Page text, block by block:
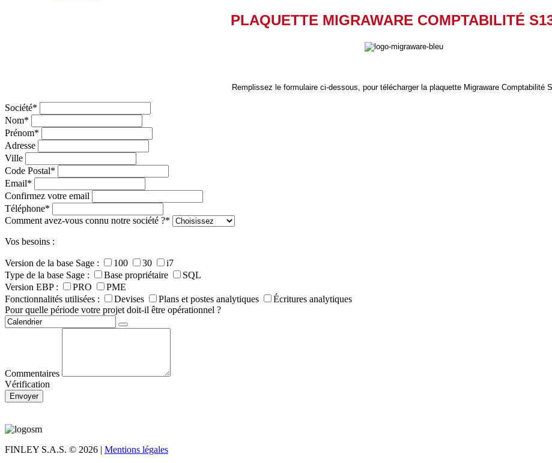
PLAQUETTE MIGRAWARE COMPTABILITÉ
Remplissez le formulaire ci-dessous, pour télécharger la plaquette Migraware Comptabilité
Société*
Nom*
Prénom*
Adresse
Ville
Code Postal*
Email*
Confirmez votre email
Téléphone*
Comment avez-vous connu notre société ?*
Vos besoins :
Version de la base Sage : 100 30
i7
Type de la base Sage :
Base propriétaire
SQL
Version EBP :
PRO
PME
Fonctionnalités utilisées :
Devises Plans et postes analytiques
Écritures analytiques
Pour quelle période votre projet doit-il être opérationnel ?
Commentaires
Vérification
Envoyer
FINLEY S.A.S. © 2026 | Mentions légales